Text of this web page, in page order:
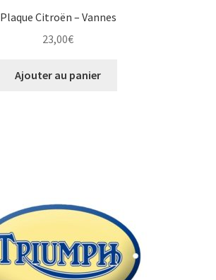
Plaque Citroën – Vannes
23,00€
Ajouter au panier